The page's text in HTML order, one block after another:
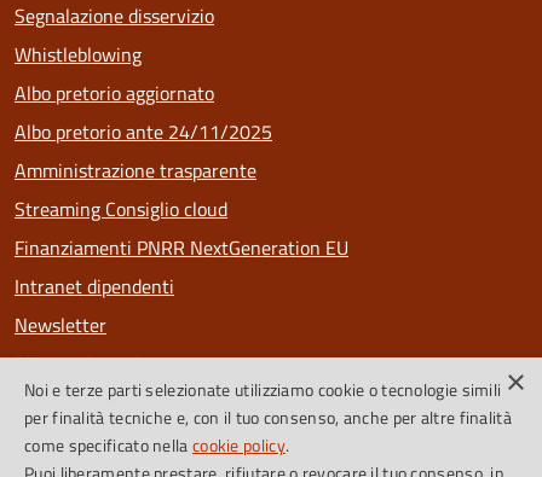
Segnalazione disservizio
Whistleblowing
Albo pretorio aggiornato
Albo pretorio ante 24/11/2025
Amministrazione trasparente
Streaming Consiglio cloud
Finanziamenti PNRR NextGeneration EU
Intranet dipendenti
Newsletter
Riconoscimenti
PagoPa
×
Noi e terze parti selezionate utilizziamo cookie o tecnologie simili
per finalità tecniche e, con il tuo consenso, anche per altre finalità
come specificato nellacookie policy.